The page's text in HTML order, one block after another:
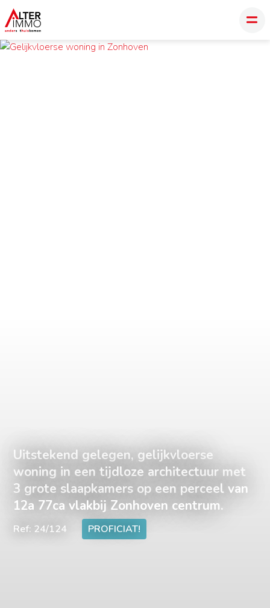
Uitstekend gelegen, gelijkvloerse
woning in een tijdloze architectuur met
3 grote slaapkamers op een perceel van
12a 77ca vlakbij Zonhoven centrum.
Ref: 24/124 PROFICIAT!